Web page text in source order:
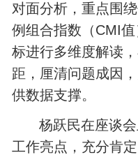
对面分析，重点围
例组合指数（CMI
标进行多维度解读
距，厘清问题成因
供数据支撑。
杨跃民在座谈
工作亮点，充分肯